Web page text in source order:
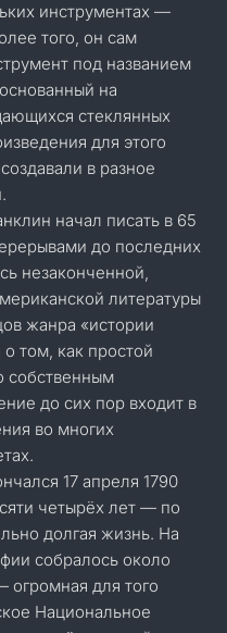
инструментах —
того, он сам
под названием
на
стеклянных
для этого
в разное
начал писать в 65
до последних
незаконченной,
литературы
жанра «истории
том, как простой
собственным
до сих пор входит в
во многих
17 апреля 1790
четырёх лет — по
долгая жизнь. На
собралось около
огромная для того
Национальное